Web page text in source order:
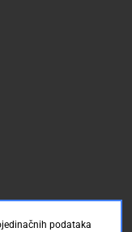
podataka